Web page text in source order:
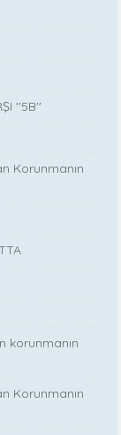
''5B''
Korunmanın
korunmanın
Korunmanın